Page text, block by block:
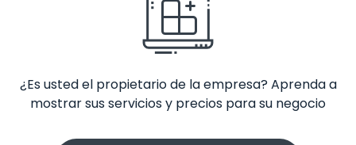
¿Es usted el propietario de la empresa? Aprenda a
mostrar sus servicios y precios para su negocio